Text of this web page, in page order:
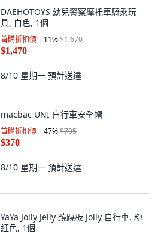
DAEHOTOYS 幼兒警察摩托車騎乘玩
具, 白色, 1個
首購折扣價 11%$1,670
$1,470
8/10 星期一 預計送達
macbac UNI 自行車安全帽
首購折扣價 47%$705
$370
8/10 星期一 預計送達
YaYa Jolly Jelly 蹺蹺板 Jolly 自行車, 粉
紅色, 1個